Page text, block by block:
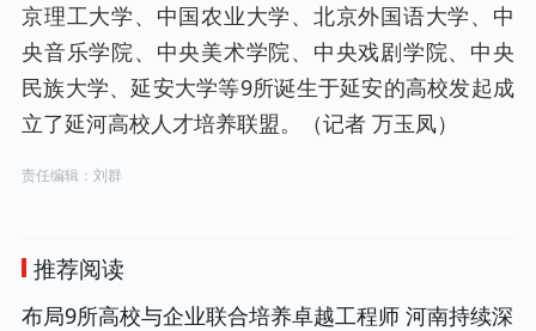
京理工大学、中国农业大学、北京外国语大学、中
央音乐学院、中央美术学院、中央戏剧学院、中央
民族大学、延安大学等9所诞生于延安的高校发起成
立了延河高校人才培养联盟。（记者 万玉凤）
责任编辑：刘群
推荐阅读
布局9所高校与企业联合培养卓越工程师 河南持续深